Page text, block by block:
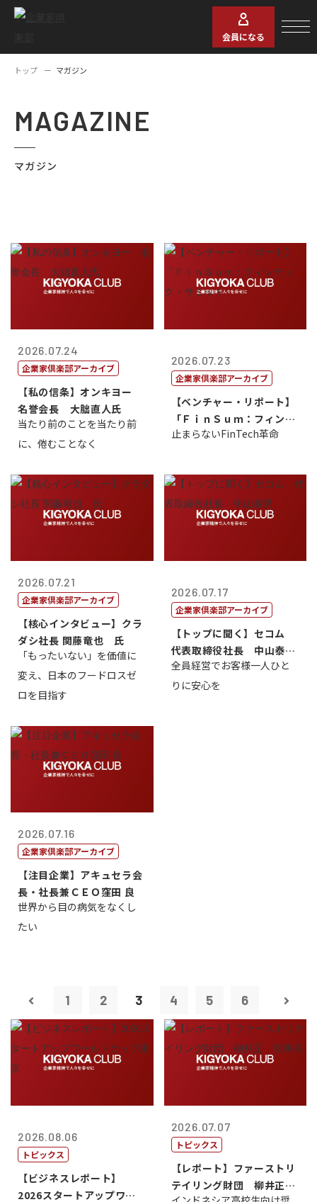
会員になる
トップ マガジン
MAGAZINE
マガジン
2026.07.24
企業家倶楽部アーカイブ
【私の信条】オンキヨー
名誉会長 大朏直人氏
当たり前のことを当たり前
に、倦むことなく
2026.07.23
企業家倶楽部アーカイブ
【ベンチャー・リポート】
「ＦｉｎＳｕｍ：フィンテ
ック・サミッ...
止まらないFinTech革命
2026.07.21
企業家倶楽部アーカイブ
【核心インタビュー】クラ
ダシ社長 関藤竜也 氏
「もったいない」を価値に
変え、日本のフードロスゼ
ロを目指す
2026.07.17
企業家倶楽部アーカイブ
【トップに聞く】セコム
代表取締役社長 中山泰
男
全員経営でお客様一人ひと
りに安心を
2026.07.16
企業家倶楽部アーカイブ
【注目企業】アキュセラ会
長・社長兼ＣＥＯ窪田 良
世界から目の病気をなくし
たい
1 2 3 4 5 6
2026.08.06
トピックス
【ビジネスレポート】
2026スタートアップワー
2026.07.07
トピックス
【レポート】ファーストリ
テイリング財団 柳井正